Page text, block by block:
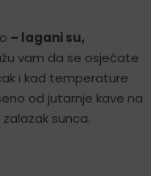
– lagani su,
vam da se osjećate
i kad temperature
od jutarnje kave na
sunca.